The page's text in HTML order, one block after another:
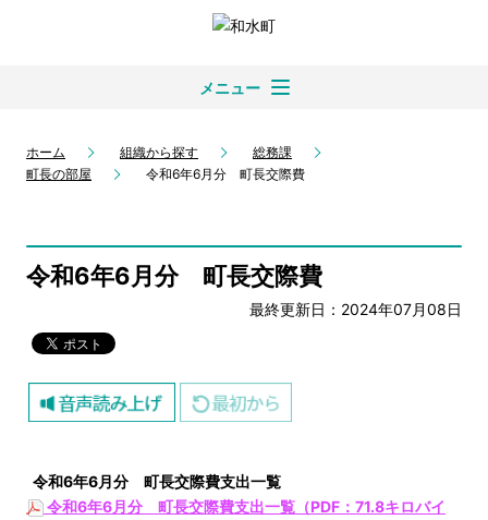
メニュー
ホーム 組織から探す
総務課
町長の部屋
令和6年6月分 町長交際費
令和6年6月分 町長交際費
最終更新日：2024年07月08日
令和6年6月分 町長交際費支出一覧
令和6年6月分 町長交際費支出一覧（PDF：71.8キロバイ